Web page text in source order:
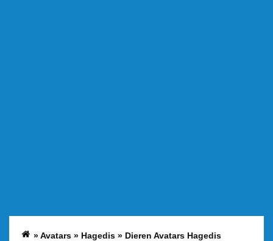
»Avatars » Hagedis » Dieren Avatars Hagedis